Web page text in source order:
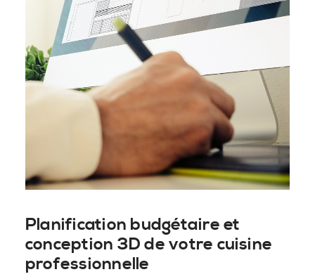
Planification budgétaire et
conception 3D de votre cuisine
professionnelle